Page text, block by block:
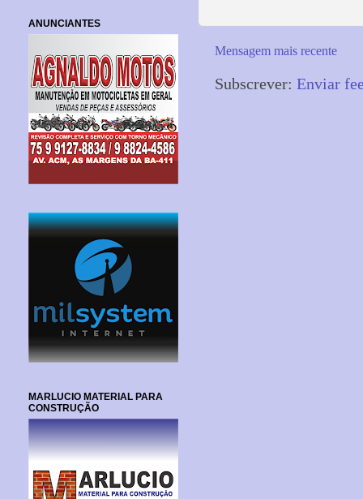
Mensagem mais recente
Subscrever: Enviar
ANUNCIANTES
MARLUCIO MATERIAL PARA
CONSTRUÇÃO